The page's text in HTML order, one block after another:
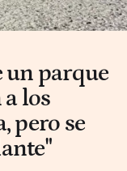
un parque
los
pero se